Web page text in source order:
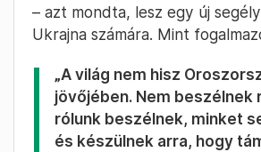
– azt mondta, lesz egy új
Ukrajna számára. Mint
„A világ nem hisz
jövőjében. Nem beszélnek
rólunk beszélnek, minket
és készülnek arra, hogy